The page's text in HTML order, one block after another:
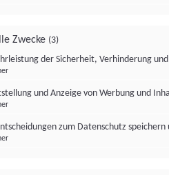
Zwecke (3)
der Sicherheit, Verhinderung
und Anzeige von Werbung und
zum Datenschutz